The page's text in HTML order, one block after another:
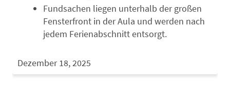
Fundsachen liegen unterhalb der großen
Fensterfront in der Aula und werden nach
jedem Ferienabschnitt entsorgt.
Dezember 18, 2025